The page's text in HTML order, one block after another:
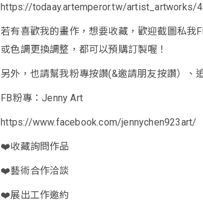
https://todaay.artemperor.tw/artist_artworks/
若有喜歡我的畫作，想要收藏，歡迎截圖私我
或色調更換調整，都可以預購訂製喔！
另外，也請幫我粉專按讚(&邀請朋友按讚）、
FB粉專：Jenny Art
https://www.facebook.com/jennychen923art/
❤️收藏詢問作品
❤️藝術合作洽談
❤️展出工作邀約